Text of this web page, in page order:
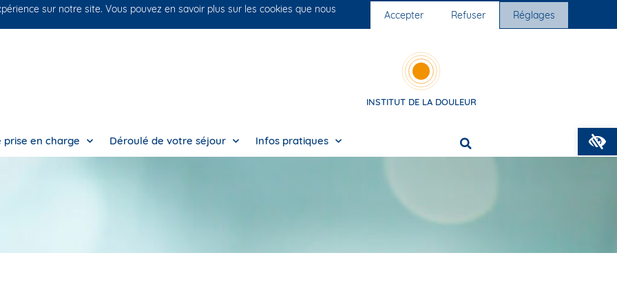
Nos cliniques Nous rejoindre
INSTITUT DE LA DOULEUR
prise en charge Déroulé de votre séjour Infos pratiques
sur notre site. Vous pouvez en savoir plus sur les cookies que nous
Accepter Refuser Réglages